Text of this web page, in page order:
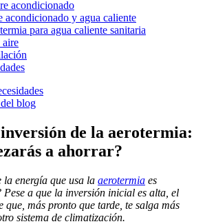
acondicionado
acondicionado y agua caliente
para agua caliente sanitaria
aire
blog
de la aerotermia:
a ahorrar?
la energía que usa la aerotermia es
Pese a que la inversión inicial es alta, el
que, más pronto que tarde, te salga más
sistema de climatización.